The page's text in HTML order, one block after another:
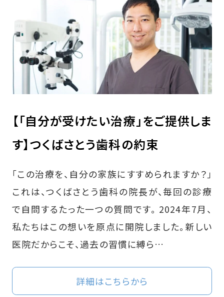
【「自分が受けたい治療」をご提供しま
す】つくばさとう歯科の約束
「この治療を、自分の家族にすすめられますか？」
これは、つくばさとう歯科の院長が、毎回の診療
で自問するたった一つの質問です。 2024年7月、
私たちはこの想いを原点に開院しました。新しい
医院だからこそ、過去の習慣に縛ら…
詳細はこちらから